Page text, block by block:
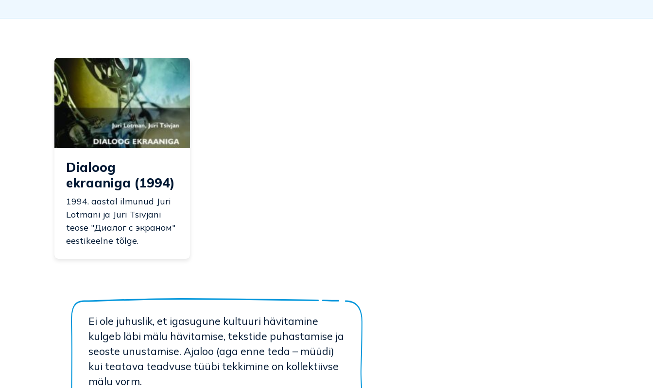
Dialoog
ekraaniga (1994)
1994. aastal ilmunud Juri
Lotmani ja Juri Tsivjani
teose "Диалог с экраном"
eestikeelne tõlge.
Ei ole juhuslik, et igasugune kultuuri hävitamine
kulgeb läbi mälu hävitamise, tekstide puhastamise ja
seoste unustamise. Ajaloo (aga enne teda – müüdi)
kui teatava teadvuse tüübi tekkimine on kollektiivse
mälu vorm.